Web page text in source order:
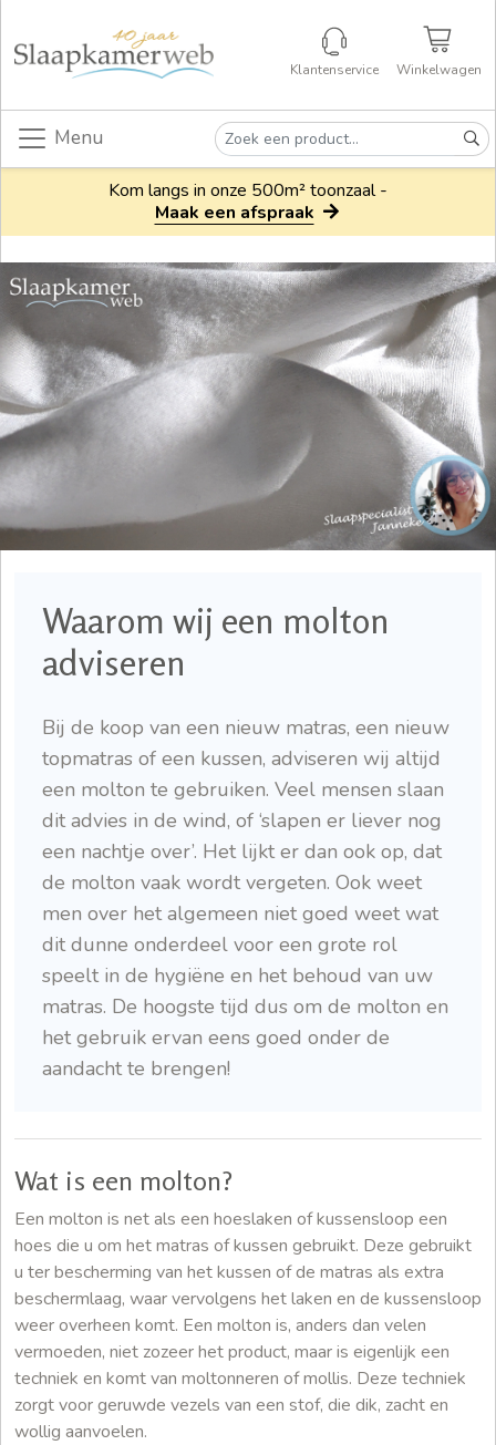
Klantenservice Winkelwagen
Menu
Kom langs in onze 500m² toonzaal -
Maak een afspraak
Waarom wij een molton
adviseren
Bij de koop van een nieuw matras, een nieuw
topmatras of een kussen, adviseren wij altijd
een molton te gebruiken. Veel mensen slaan
dit advies in de wind, of ‘slapen er liever nog
een nachtje over’. Het lijkt er dan ook op, dat
de molton vaak wordt vergeten. Ook weet
men over het algemeen niet goed weet wat
dit dunne onderdeel voor een grote rol
speelt in de hygiëne en het behoud van uw
matras. De hoogste tijd dus om de molton en
het gebruik ervan eens goed onder de
aandacht te brengen!
Wat is een molton?
Een molton is net als een hoeslaken of kussensloop een
hoes die u om het matras of kussen gebruikt. Deze gebruikt
u ter bescherming van het kussen of de matras als extra
beschermlaag, waar vervolgens het laken en de kussensloop
weer overheen komt. Een molton is, anders dan velen
vermoeden, niet zozeer het product, maar is eigenlijk een
techniek en komt van moltonneren of mollis. Deze techniek
zorgt voor geruwde vezels van een stof, die dik, zacht en
wollig aanvoelen.